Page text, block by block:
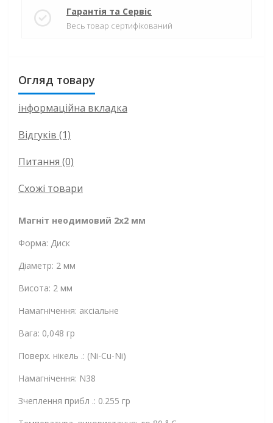
Гарантія та Сервіс
Весь товар сертифікований
Огляд товару
інформаційна вкладка
Відгуків (1)
Питання (0)
Схожі товари
Магніт неодимовий 2х2 мм
Форма: Диск
Діаметр: 2 мм
Висота: 2 мм
Намагнічення: аксіальне
Вага: 0,048 гр
Поверх. нікель .: (Ni-Cu-Ni)
Намагнічення: N38
Зчеплення прибл .: 0.255 гр